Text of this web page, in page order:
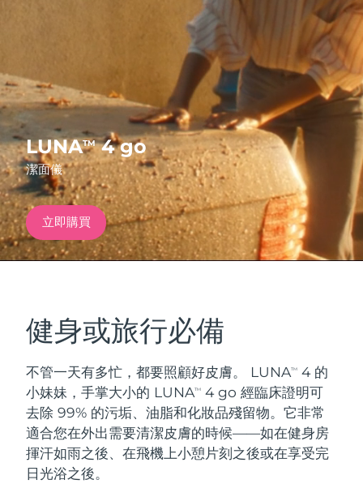
LUNATM4 go
潔面儀
立即購買
健身或旅行必備
不管一天有多忙，都要照顧好皮膚。 LUNATM
4 的
小妹妹，手掌大小的 LUNATM
4 go 經臨床證明可
去除 99% 的污垢、油脂和化妝品殘留物。它非常
適合您在外出需要清潔皮膚的時候——如在健身房
揮汗如雨之後、在飛機上小憩片刻之後或在享受完
日光浴之後。
特別優惠 暢銷產品
紅光療法
面部清潔
LUNA™ 4 套裝
Anti-aging massage
緊致提拉
BEAR™ 2 套裝
Microcurrent toning
補水保濕
2026/8/10
預計送達日期 2026/8/10
澳洲 預計送達日期 2026/8/13
法國 預計送達日期
德國 預計送達日期 2026/8/10
加拿大 預計送達日期2026/8/14
巴林 預計送達日期
比利時 預計送達日期2026/8/10
百慕達 預計送達日期 2026/8/16
波士尼亞與赫塞哥維納 預計送達日期2026/8/13